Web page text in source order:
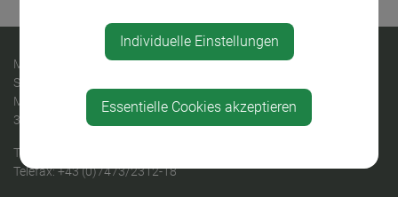
MARKTGEMEINDE
St. Georgen am Ybbsfelde
Marktstraße 30
3304 St.Georgen am Ybbsfelde
Telefon:
Telefax: +43 (0)7473/2312-18
Individuelle Einstellungen
Essentielle Cookies akzeptieren